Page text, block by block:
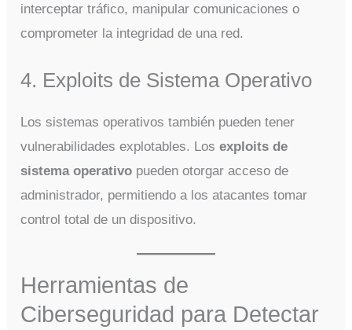
interceptar tráfico, manipular comunicaciones o
comprometer la integridad de una red.
4. Exploits de Sistema Operativo
Los sistemas operativos también pueden tener
vulnerabilidades explotables. Losexploits de
sistema operativo pueden otorgar acceso de
administrador, permitiendo a los atacantes tomar
control total de un dispositivo.
Herramientas de
Ciberseguridad para Detectar